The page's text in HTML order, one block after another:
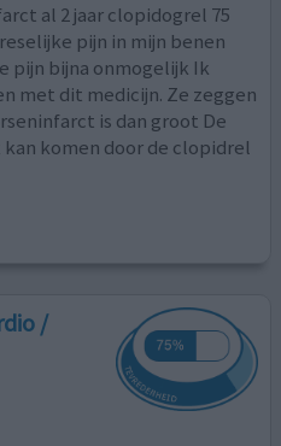
al 2 jaar clopidogrel 75
pijn in mijn benen
pijn bijna onmogelijk Ik
met dit medicijn. Ze zeggen
is dan groot De
komen door de clopidrel
/